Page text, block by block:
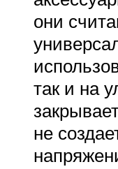
они
так и на
не